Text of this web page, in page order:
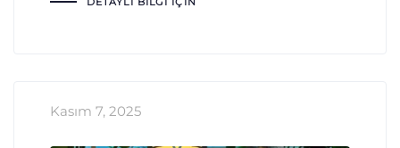
Kasım 7, 2025